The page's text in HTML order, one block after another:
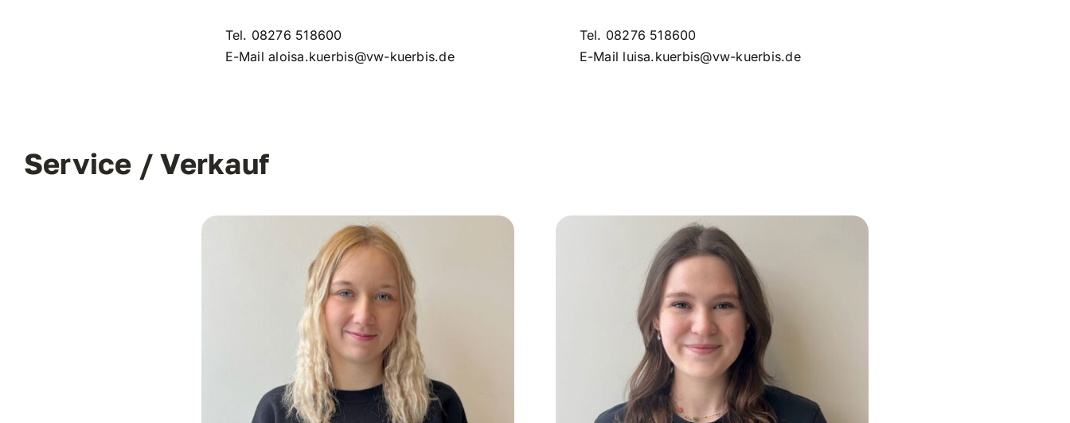
Tel. 08276 518600
E-Mailaloisa.kuerbis@vw-kuerbis.de
Tel. 08276 518600
E-Mail luisa.kuerbis@vw-kuerbis.de
Service / Verkauf